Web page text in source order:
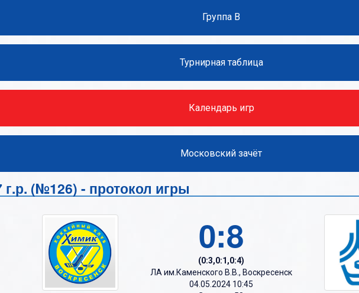
Н
П
Т
У
Ф
Х
Ц
Н
П
Т
Н
П
Т
Группа В
Турнирная таблица
Календарь игр
Московский зачёт
г.р. (№126) - протокол игры
0:8
(0:3,0:1,0:4)
ЛА им.Каменского В.В., Воскресенск
04.05.2024 10:45